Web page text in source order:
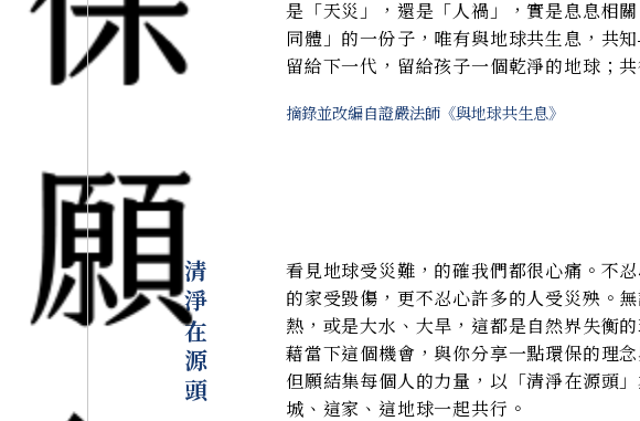
是「天災」，還是「人禍」，實是息息相
同體」的一份子，唯有與地球共生息，
留給下一代，留給孩子一個乾淨的地球；
摘錄並改編自證嚴法師《與地球共生息》
清淨在源頭
看見地球受災難，的確我們都很心痛。不
的家受毀傷，更不忍心許多的人受災殃。
熱，或是大水、大旱，這都是自然界失衡
藉當下這個機會，與你分享一點環保的理念
但願結集每個人的力量，以「清淨在源頭
城、這家、這地球一起共行。